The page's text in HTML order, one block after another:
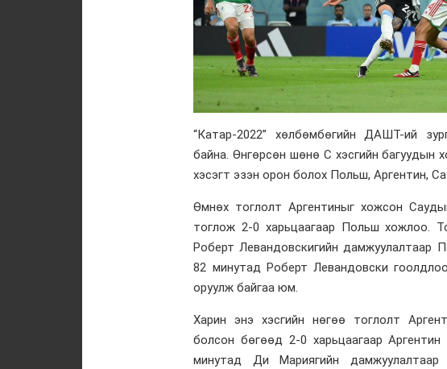
“Катар-2022” хөлбөмбөгийн ДАШТ-ий
байна. Өнгөрсөн шөнө C хэсгийн багуудын
хэсэгт эзэн орон болох Польш, Аргентин,
Өмнөх тоглолт Аргентиныг хожсон
тоглож 2-0 харьцаагаар Польш хожлоо.
Роберт Левандовскигийн дамжуулалтаар
82 минутад Роберт Левандовски
оруулж байгаа юм.
Харин энэ хэсгийн нөгөө тоглолт
болсон бөгөөд 2-0 харьцаагаар
минутад Ди Мариягийн